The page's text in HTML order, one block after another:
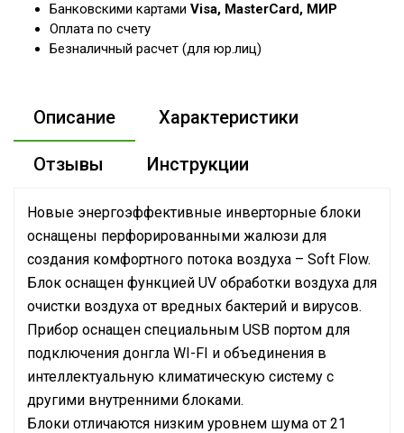
Банковскими картами Visa, MasterCard, МИР
Оплата по счету
Безналичный расчет (для юр.лиц)
Описание Характеристики
Отзывы Инструкции
Новые энергоэффективные инверторные блоки
оснащены перфорированными жалюзи для
создания комфортного потока воздуха – Soft Flow.
Блок оснащен функцией UV обработки воздуха для
очистки воздуха от вредных бактерий и вирусов.
Прибор оснащен специальным USB портом для
подключения донгла WI-FI и объединения в
интеллектуальную климатическую систему с
другими внутренними блоками.
Блоки отличаются низким уровнем шума от 21